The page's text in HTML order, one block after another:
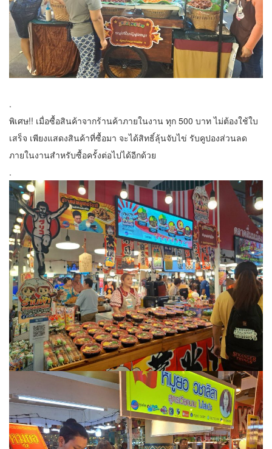
.
พิเศษ!! เมื่อซื้อสินค้าจากร้านค้าภายในงาน ทุก 500 บาท ไม่ต้องใช้ใบ
เสร็จ เพียงแสดงสินค้าที่ซื้อมา จะได้สิทธิ์ลุ้นจับไข่ รับคูปองส่วนลด
ภายในงานสำหรับซื้อครั้งต่อไปได้อีกด้วย
.